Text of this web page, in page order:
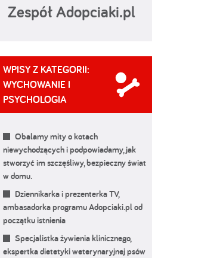
Zespół Adopciaki.pl
WPISY Z KATEGORII:
WYCHOWANIE I
PSYCHOLOGIA
Obalamy mity o kotach
niewychodzących i podpowiadamy, jak
stworzyć im szczęśliwy, bezpieczny świat
w domu.
Dziennikarka i prezenterka TV,
ambasadorka programu Adopciaki.pl od
początku istnienia
Specjalistka żywienia klinicznego,
ekspertka dietetyki weterynaryjnej psów